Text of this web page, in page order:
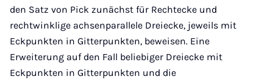
den Satz von Pick zunächst für Rechtecke und
rechtwinklige achsenparallele Dreiecke, jeweils mit
Eckpunkten in Gitterpunkten, beweisen. Eine
Erweiterung auf den Fall beliebiger Dreiecke mit
Eckpunkten in Gitterpunkten und die